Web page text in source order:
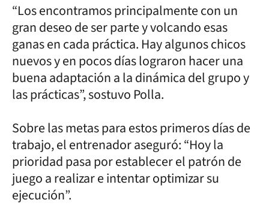
“Los encontramos principalmente con un
gran deseo de ser parte y volcando esas
ganas en cada práctica. Hay algunos chicos
nuevos y en pocos días lograron hacer una
buena adaptación a la dinámica del grupo y
las prácticas”, sostuvo Polla.
Sobre las metas para estos primeros días de
trabajo, el entrenador aseguró: “Hoy la
prioridad pasa por establecer el patrón de
juego a realizar e intentar optimizar su
ejecución”.